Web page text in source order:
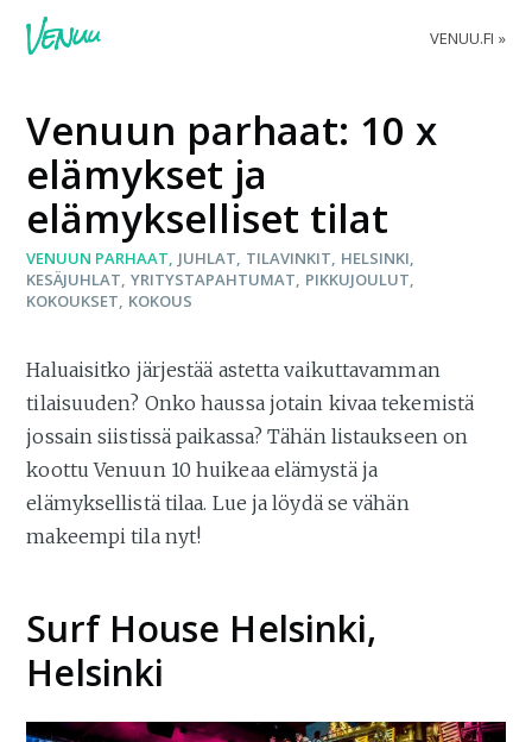
VENUU.FI
Venuun parhaat: 10 x
elämykset ja
elämykselliset tilat
VENUUN PARHAAT JUHLAT TILAVINKIT HELSINKI
KESÄJUHLAT YRITYSTAPAHTUMAT PIKKUJOULUT
KOKOUKSET KOKOUS
Haluaisitko järjestää astetta vaikuttavamman
tilaisuuden? Onko haussa jotain kivaa tekemistä
jossain siistissä paikassa? Tähän listaukseen on
koottu Venuun 10 huikeaa elämystä ja
elämyksellistä tilaa. Lue ja löydä se vähän
makeempi tila nyt!
Surf House Helsinki,
Helsinki